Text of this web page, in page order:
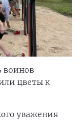
воинов
цветы к
уважения